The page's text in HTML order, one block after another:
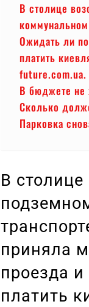
В столице
Ожидать ли
платить
future.com.ua.
В бюджете не
Сколько
Парковка
В
приняла
проезда
платить